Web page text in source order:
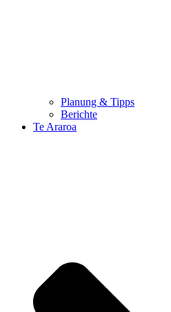
Planung & Tipps
Berichte
Te Araroa